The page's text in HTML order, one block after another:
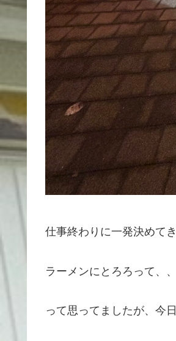
仕事終わりに一発決めてき
ラーメンにとろろって、
って思ってましたが、今